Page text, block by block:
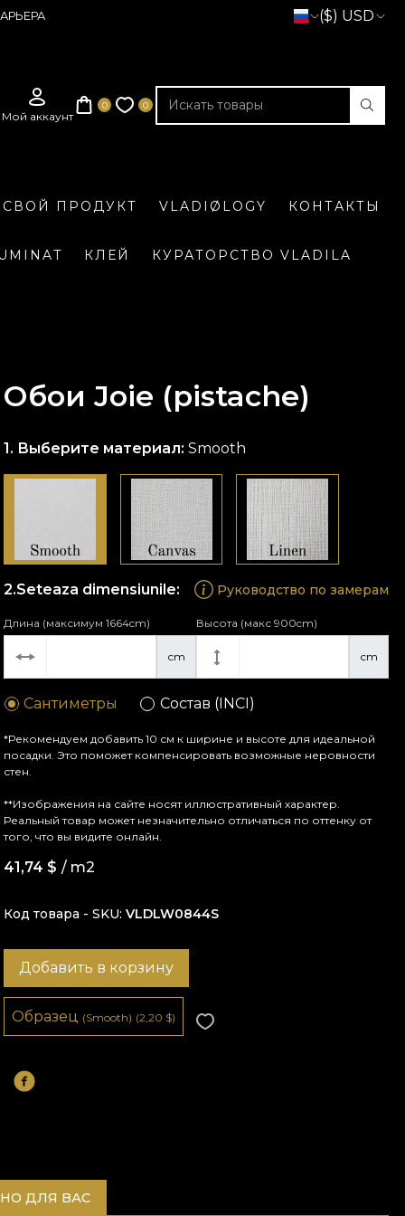
($) USD
СВОЙ ПРОДУКТ VLADIØLOGY КОНТАКТЫ
КЛЕЙ КУРАТОРСТВО VLADILA
Обои Joie (pistache)
Выберите материал:Smooth
Seteaza dimensiunile: Руководство по замерам
cm
Длина (максимум 1664cm)
cm
Высота (макс 900cm)
Сантиметры Состав (INCI)
*Рекомендуем добавить 10 см к ширине и высоте для идеальной
посадки. Это поможет компенсировать возможные неровности
стен.
**Изображения на сайте носят иллюстративный характер.
Реальный товар может незначительно отличаться по оттенку от
того, что вы видите онлайн.
41,74 $ / m2
Код товара - SKU VLDLW0844S
Добавить в корзину
Образец (Smooth) (2,20 $)
ДЛЯ ВАС